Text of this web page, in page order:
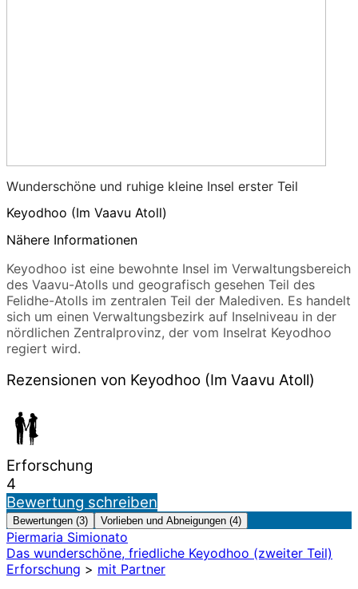
Wunderschöne und ruhige kleine Insel erster Teil
Keyodhoo (Im Vaavu Atoll)
Nähere Informationen
Keyodhoo ist eine bewohnte Insel im Verwaltungsbereich
des Vaavu-Atolls und geografisch gesehen Teil des
Felidhe-Atolls im zentralen Teil der Malediven. Es handelt
sich um einen Verwaltungsbezirk auf Inselniveau in der
nördlichen Zentralprovinz, der vom Inselrat Keyodhoo
regiert wird.
Rezensionen von Keyodhoo (Im Vaavu Atoll)
Erforschung
4
Bewertung schreiben
Bewertungen (3) Vorlieben und Abneigungen (4)
Piermaria Simionato
Das wunderschöne, friedliche Keyodhoo (zweiter Teil)
Erforschung > mit Partner